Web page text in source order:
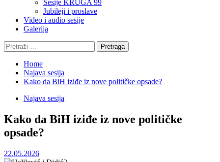
Sesije KRUGA 99
Jubileji i proslave
Video i audio sesije
Galerija
Pretraga:
Home
Najava sesija
Kako da BiH iziđe iz nove političke opsade?
Najava sesija
Kako da BiH iziđe iz nove političke
opsade?
22.05.2026